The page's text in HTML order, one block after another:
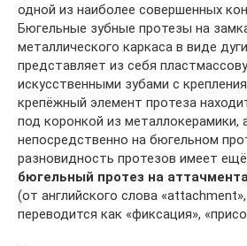
одной из наиболее совершенных
Бюгельные зубные протезы на
металлического каркаса в виде
представляет из себя
искусственными зубами с
крепёжный элемент протеза
под коронкой из металлокерамики,
непосредственно на бюгельном
разновидность протезов имеет
бюгельный протез на
(от английского слова
переводится как «фиксация»,